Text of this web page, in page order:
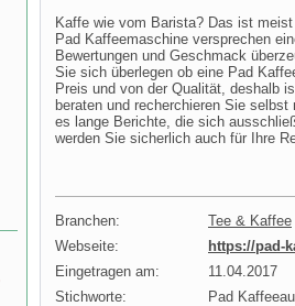
Kaffe wie vom Barista? Das ist
Pad Kaffeemaschine versprechen
Bewertungen und Geschmack
Sie sich überlegen ob eine Pad
Preis und von der Qualität, deshalb
beraten und recherchieren Sie
es lange Berichte, die sich
werden Sie sicherlich auch für Ihre
Branchen:
Tee & Kaffee
Webseite:
https://pad-
Eingetragen am:
11.04.2017
Stichworte:
Pad